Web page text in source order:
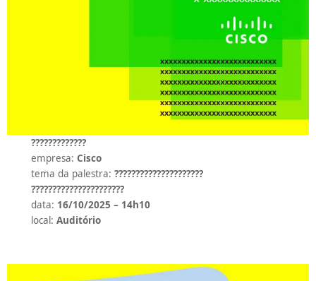
?????????????
empresa:Cisco
tema da palestra:?????????????????????
??????????????????????
data: 16/10/2025 – 14h10
local:Auditório